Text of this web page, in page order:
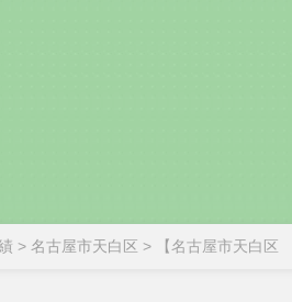
> 名古屋市天白区 > 【名古屋市天白